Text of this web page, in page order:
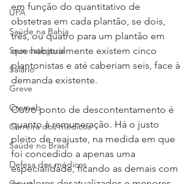
UPA
Saúde na Bahia
Sem categoria
Salário
Greve
Cremeb
Carreira dos médicos
Saúde no Brasil
Defesa dos médicos
em função do quantitativo de
obstetras em cada plantão, se dois,
três, ou quatro para um plantão em
que habitualmente existem cinco
plantonistas e até caberiam seis, face à
demanda existente.
Outro ponto de descontentamento é
quanto à remuneração. Há o justo
pleito de reajuste, na medida em que
foi concedido a apenas uma
especialidade, ficando as demais com